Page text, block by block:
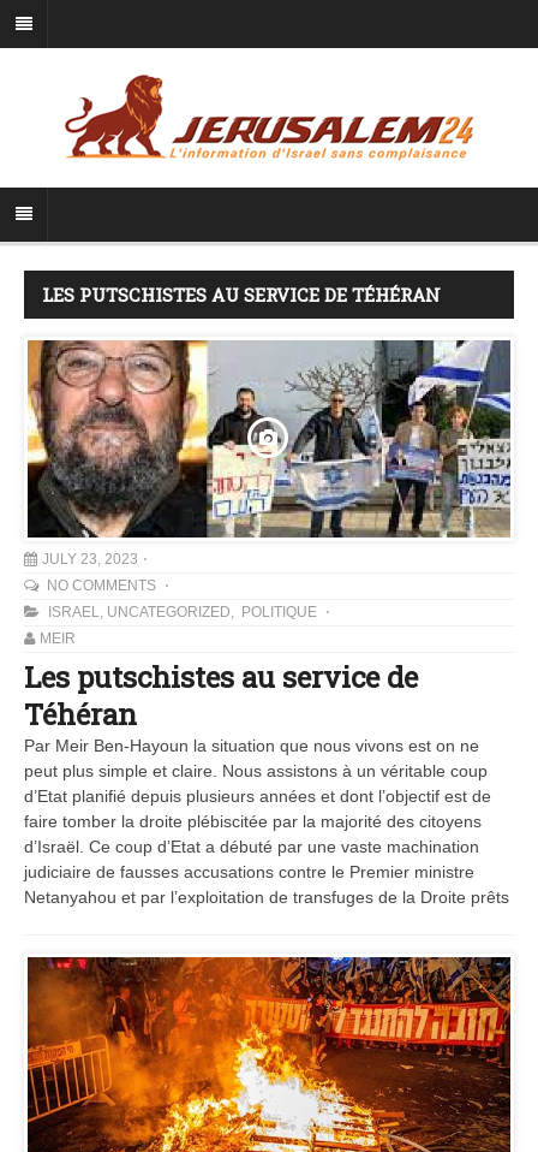
LES PUTSCHISTES AU SERVICE DE TÉHÉRAN
JULY 23, 2023
NO COMMENTS
ISRAEL, UNCATEGORIZED, POLITIQUE
MEIR
Les putschistes au service de
Téhéran
Par Meir Ben-Hayoun la situation que nous vivons est on ne
peut plus simple et claire. Nous assistons à un véritable coup
d’Etat planifié depuis plusieurs années et dont l’objectif est de
faire tomber la droite plébiscitée par la majorité des citoyens
d’Israël. Ce coup d’Etat a débuté par une vaste machination
judiciaire de fausses accusations contre le Premier ministre
Netanyahou et par l’exploitation de transfuges de la Droite prêts